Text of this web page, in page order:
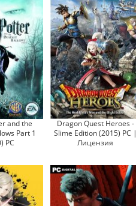
and the
Part 1
PC
Dragon Quest Heroes -
Slime Edition (2015) PC |
Лицензия